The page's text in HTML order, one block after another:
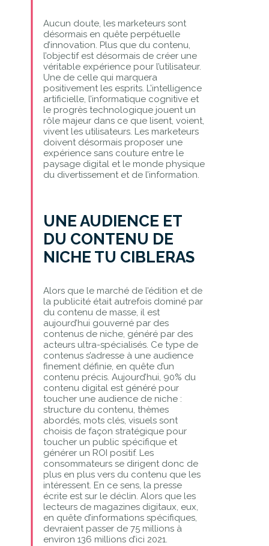
Aucun doute, les marketeurs sont
désormais en quête perpétuelle
d’innovation. Plus que du contenu,
l’objectif est désormais de créer une
véritable expérience pour l’utilisateur.
Une de celle qui marquera
positivement les esprits. L’intelligence
artificielle, l’informatique cognitive et
le progrès technologique jouent un
rôle majeur dans ce que lisent, voient,
vivent les utilisateurs. Les marketeurs
doivent désormais proposer une
expérience sans couture entre le
paysage digital et le monde physique
du divertissement et de l’information.
UNE AUDIENCE ET
DU CONTENU DE
NICHE TU CIBLERAS
Alors que le marché de l’édition et de
la publicité était autrefois dominé par
du contenu de masse, il est
aujourd’hui gouverné par des
contenus de niche, généré par des
acteurs ultra-spécialisés. Ce type de
contenus s’adresse à une audience
finement définie, en quête d’un
contenu précis. Aujourd’hui, 90% du
contenu digital est généré pour
toucher une audience de niche :
structure du contenu, thèmes
abordés, mots clés, visuels sont
choisis de façon stratégique pour
toucher un public spécifique et
générer un ROI positif. Les
consommateurs se dirigent donc de
plus en plus vers du contenu que les
intéressent. En ce sens, la presse
écrite est sur le déclin. Alors que les
lecteurs de magazines digitaux, eux,
en quête d’informations spécifiques,
devraient passer de 75 millions à
environ 136 millions d’ici 2021.